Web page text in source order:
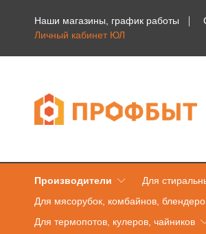
Наши магазины, график работы
Личный кабинет ЮЛ
Производители Для
Для мясорубок, комбайнов,
Для термопотов, кулеров, чайников